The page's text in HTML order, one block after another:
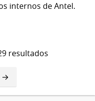
internos de Antel.
resultados